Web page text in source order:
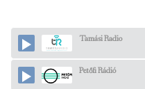
Tamási Radio
Petőfi Rádió